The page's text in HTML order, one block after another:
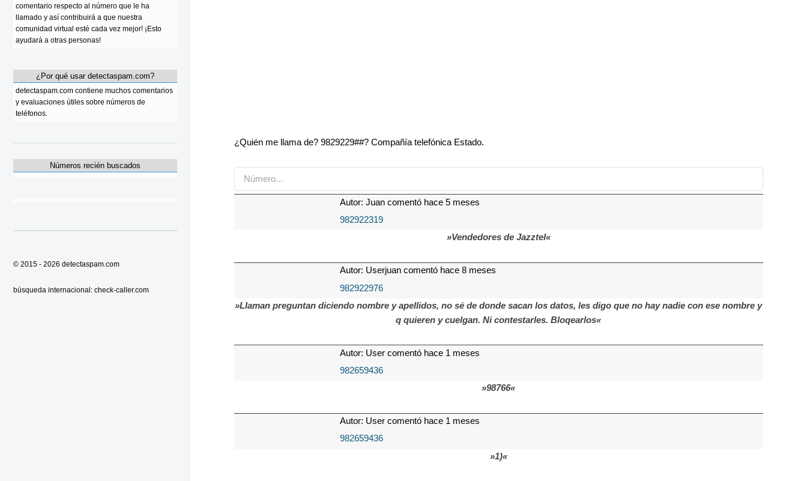
¿Quién me llama de? 9829229##? Compañía telefónica Estado.
Autor: Juan comentó hace 5 meses
982922319
»Vendedores de Jazztel«
Autor: Userjuan comentó hace 8 meses
982922976
»Llaman preguntan diciendo nombre y apellidos, no sé de donde sacan los datos, les digo que no hay nadie con ese nombre y
q quieren y cuelgan. Ni contestarles. Bloqearlos«
Autor: User comentó hace 1 meses
982659436
»98766«
Autor: User comentó hace 1 meses
982659436
»1)«
comentario respecto al número que le ha
llamado y así contribuirá a que nuestra
comunidad virtual esté cada vez mejor! ¡Esto
ayudará a otras personas!
¿Por qué usar detectaspam.com?
detectaspam.com contiene muchos comentarios
y evaluaciones útiles sobre números de
teléfonos.
Números recién buscados
© 2015 - 2026 detectaspam.com
búsqueda internacional: check-caller.com